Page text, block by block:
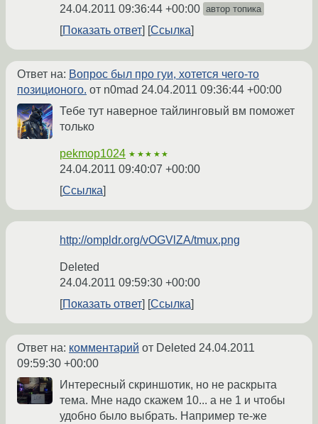
24.04.2011 09:36:44 +00:00 автор топика
Показать ответ Ссылка
Ответ на: Вопрос был про гуи, хотется чего-то
позиционого. от n0mad 24.04.2011 09:36:44 +00:00
Тебе тут наверное тайлинговый вм поможет
только
pekmop1024 ★★★★★
24.04.2011 09:40:07 +00:00
Ссылка
http://ompldr.org/vOGVlZA/tmux.png
Deleted
24.04.2011 09:59:30 +00:00
Показать ответ
Ссылка
Ответ на: комментарий от Deleted 24.04.2011
09:59:30 +00:00
Интересный скриншотик, но не раскрыта
тема. Мне надо скажем 10... а не 1 и чтобы
удобно было выбрать. Например те-же